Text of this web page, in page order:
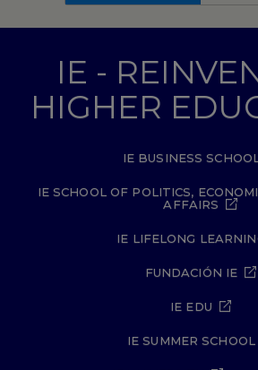
IE -
HIGHER
IE BUSINESS SCHOOL
IE SCHOOL OF POLITICS,
AFFAIRS
IE LIFELONG
FUNDACIÓN IE
IE EDU
IE SUMMER SCHOOL